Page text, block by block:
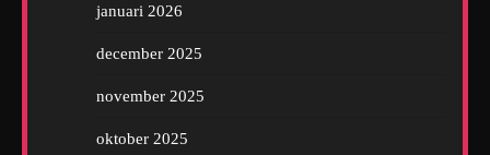
januari 2026
december 2025
november 2025
oktober 2025